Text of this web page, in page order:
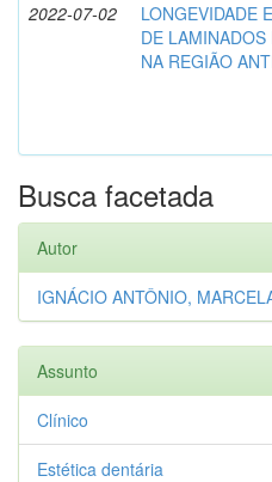
2022-07-02
LONGEVIDADE
DE LAMINADOS
NA REGIÃO
Busca facetada
Autor
IGNÁCIO ANTÔNIO,
Assunto
Clínico
Estética dentária